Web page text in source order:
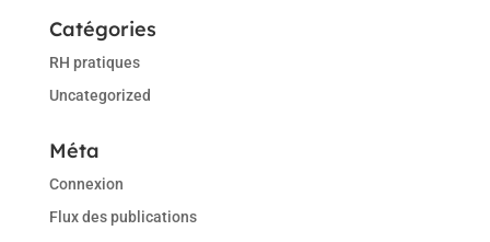
Catégories
RH pratiques
Uncategorized
Méta
Connexion
Flux des publications